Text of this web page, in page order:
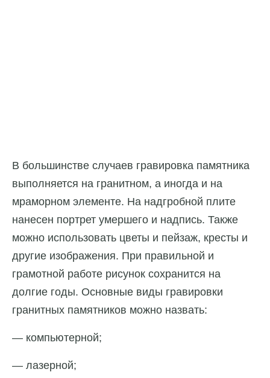
В большинстве случаев гравировка памятника
выполняется на гранитном, а иногда и на
мраморном элементе. На надгробной плите
нанесен портрет умершего и надпись. Также
можно использовать цветы и пейзаж, кресты и
другие изображения. При правильной и
грамотной работе рисунок сохранится на
долгие годы. Основные виды гравировки
гранитных памятников можно назвать:
— компьютерной;
— лазерной;